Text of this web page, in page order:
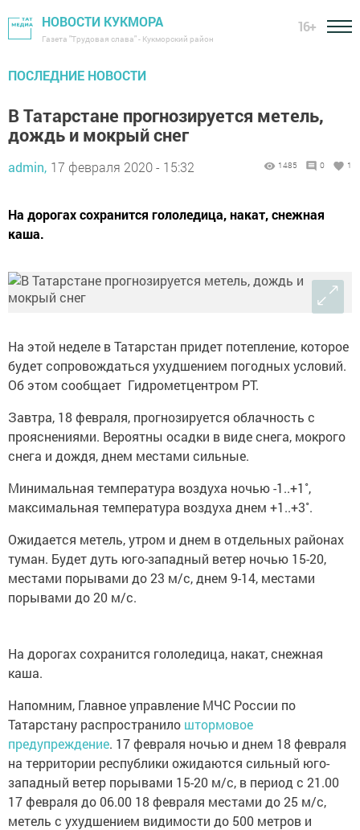
НОВОСТИ КУКМОРА
Газета "Трудовая слава" - Кукморский район
16+
ПОСЛЕДНИЕ НОВОСТИ
В Татарстане прогнозируется метель,
дождь и мокрый снег
admin, 17 февраля 2020 - 15:32 1485 0 1
На дорогах сохранится гололедица, накат, снежная
каша.
На этой неделе в Татарстан придет потепление, которое
будет сопровождаться ухудшением погодных условий.
Об этом сообщает Гидрометцентром РТ.
Завтра, 18 февраля, прогнозируется облачность с
прояснениями. Вероятны осадки в виде снега, мокрого
снега и дождя, днем местами сильные.
Минимальная температура воздуха ночью -1..+1˚,
максимальная температура воздуха днем +1..+3˚.
Ожидается метель, утром и днем в отдельных районах
туман. Будет дуть юго-западный ветер ночью 15-20,
местами порывами до 23 м/с, днем 9-14, местами
порывами до 20 м/с.
На дорогах сохранится гололедица, накат, снежная
каша.
Напомним, Главное управление МЧС России по
Татарстану распространило штормовое
предупреждение. 17 февраля ночью и днем 18 февраля
на территории республики ожидаются сильный юго-
западный ветер порывами 15-20 м/с, в период с 21.00
17 февраля до 06.00 18 февраля местами до 25 м/с,
метель с ухудшением видимости до 500 метров и